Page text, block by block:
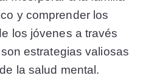
y comprender los
los jóvenes a través
estrategias valiosas
la salud mental.